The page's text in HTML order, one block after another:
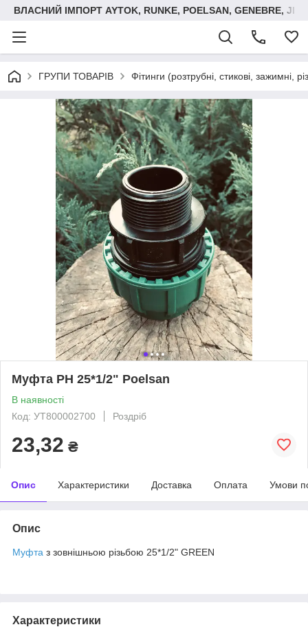
ВЛАСНИЙ ІМПОРТ AYTOK, RUNKE, POELSAN, GENEBRE,
ГРУПИ ТОВАРІВ Фітинги (розтрубні, стикові, зажимні,
Муфта РН 25*1/2" Poelsan
В наявності
Код: УТ800002700
Роздріб
23,32 ₴
Опис Характеристики Доставка Оплата Умови
Опис
Муфта з зовнішньою різьбою 25*1/2" GREEN
Характеристики